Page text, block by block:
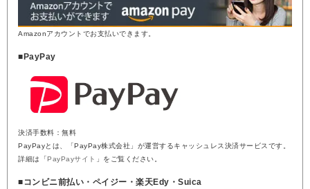
Amazonアカウントでお支払いできます。
■PayPay
決済手数料：無料
PayPayとは、「PayPay株式会社」が運営するキャッシュレス決済サービスです。
詳細は「PayPayサイト 」をご覧ください。
■コンビニ前払い・ペイジー・楽天Edy・Suica